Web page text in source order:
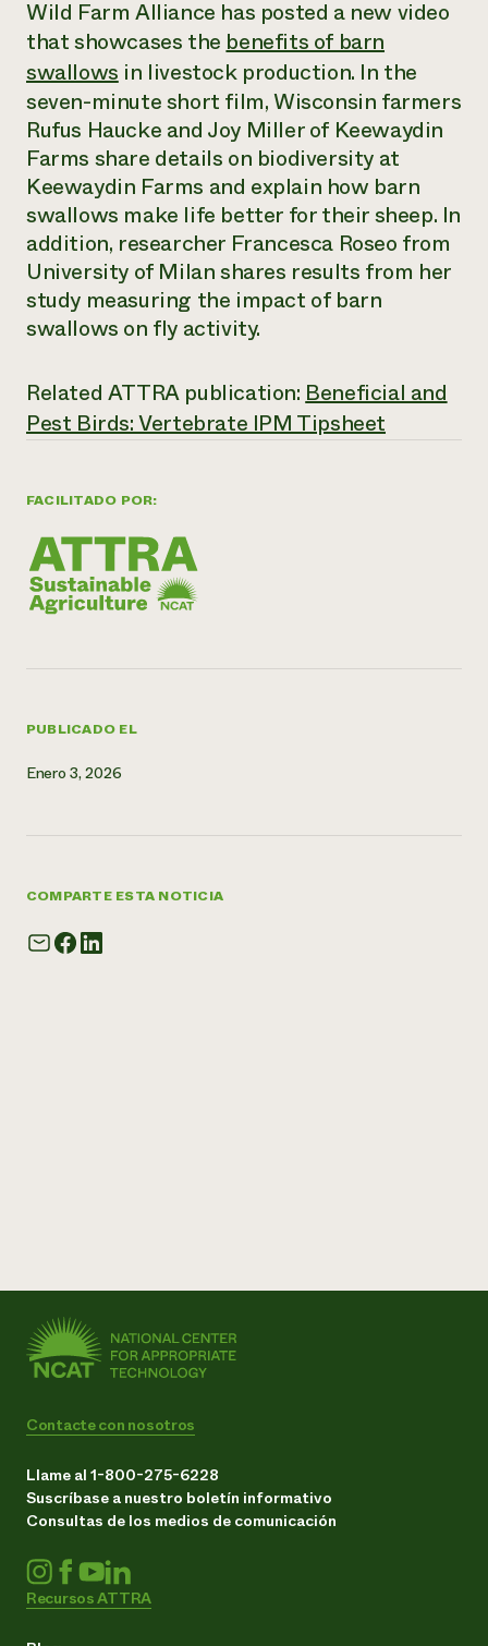
Informes anuales y financieros
Historias de impacto
Informe de
impacto 2024
LEER EL INFORME
Latinos en la agricultura
Sistemas alimentarios locales
Agricultura urbana
Las mujeres en la agricultura
Evento anual de reciclaje de productos electrónicos
Programa de descuentos de NorthWestern Energy
Servicios energéticos comerciales
Servicios energéticos residenciales
LIHEAP
Podcasts
Publicaciones
Cursos cortos
Vídeos
Oportunidades de financiación
Noticias
Internship Hub
Buscar prácticas
Contratar a un becario
Asociaciones empresariales
Donar
Donaciones planificadas
Boletín
Consultas de los medios de comunicación
Todos
contribuyen a la
resiliencia de la
comunidad.
FACILITADO POR:
PUBLICADO EL
Enero 3, 2026
COMPARTE ESTA NOTICIA
Wild Farm Alliance has posted a new video
that showcases thebenefits of barn
swallowsin livestock production. In the
seven-minute short film, Wisconsin farmers
Rufus Haucke and Joy Miller of Keewaydin
Farms share details on biodiversity at
Keewaydin Farms and explain how barn
swallows make life better for their sheep. In
addition, researcher Francesca Roseo from
University of Milan shares results from her
study measuring the impact of barn
swallows on fly activity.
Related ATTRA publication:Beneficial and
Pest Birds: Vertebrate IPM Tipsheet
Contacte con nosotros
Llame al 1-800-275-6228
Suscríbase a nuestro boletín informativo
Consultas de los medios de comunicación
Recursos ATTRA